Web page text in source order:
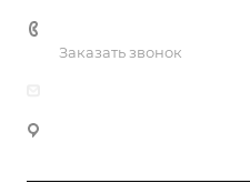
Заказать звонок